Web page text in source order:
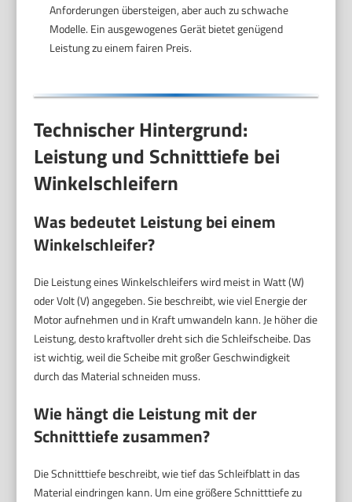
Anforderungen übersteigen, aber auch zu schwache
Modelle. Ein ausgewogenes Gerät bietet genügend
Leistung zu einem fairen Preis.
Technischer Hintergrund:
Leistung und Schnitttiefe bei
Winkelschleifern
Was bedeutet Leistung bei einem
Winkelschleifer?
Die Leistung eines Winkelschleifers wird meist in Watt (W)
oder Volt (V) angegeben. Sie beschreibt, wie viel Energie der
Motor aufnehmen und in Kraft umwandeln kann. Je höher die
Leistung, desto kraftvoller dreht sich die Schleifscheibe. Das
ist wichtig, weil die Scheibe mit großer Geschwindigkeit
durch das Material schneiden muss.
Wie hängt die Leistung mit der
Schnitttiefe zusammen?
Die Schnitttiefe beschreibt, wie tief das Schleifblatt in das
Material eindringen kann. Um eine größere Schnitttiefe zu